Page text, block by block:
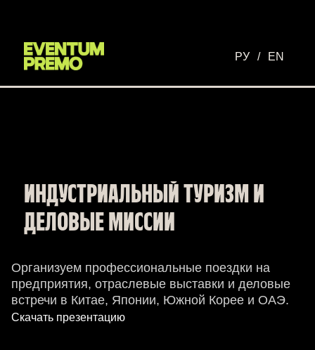
РУ / EN
ИНДУСТРИАЛЬНЫЙ ТУРИЗМ И
ДЕЛОВЫЕ МИССИИ
Организуем профессиональные поездки на
предприятия, отраслевые выставки и деловые
встречи в Китае, Японии, Южной Корее и ОАЭ.
Скачать презентацию